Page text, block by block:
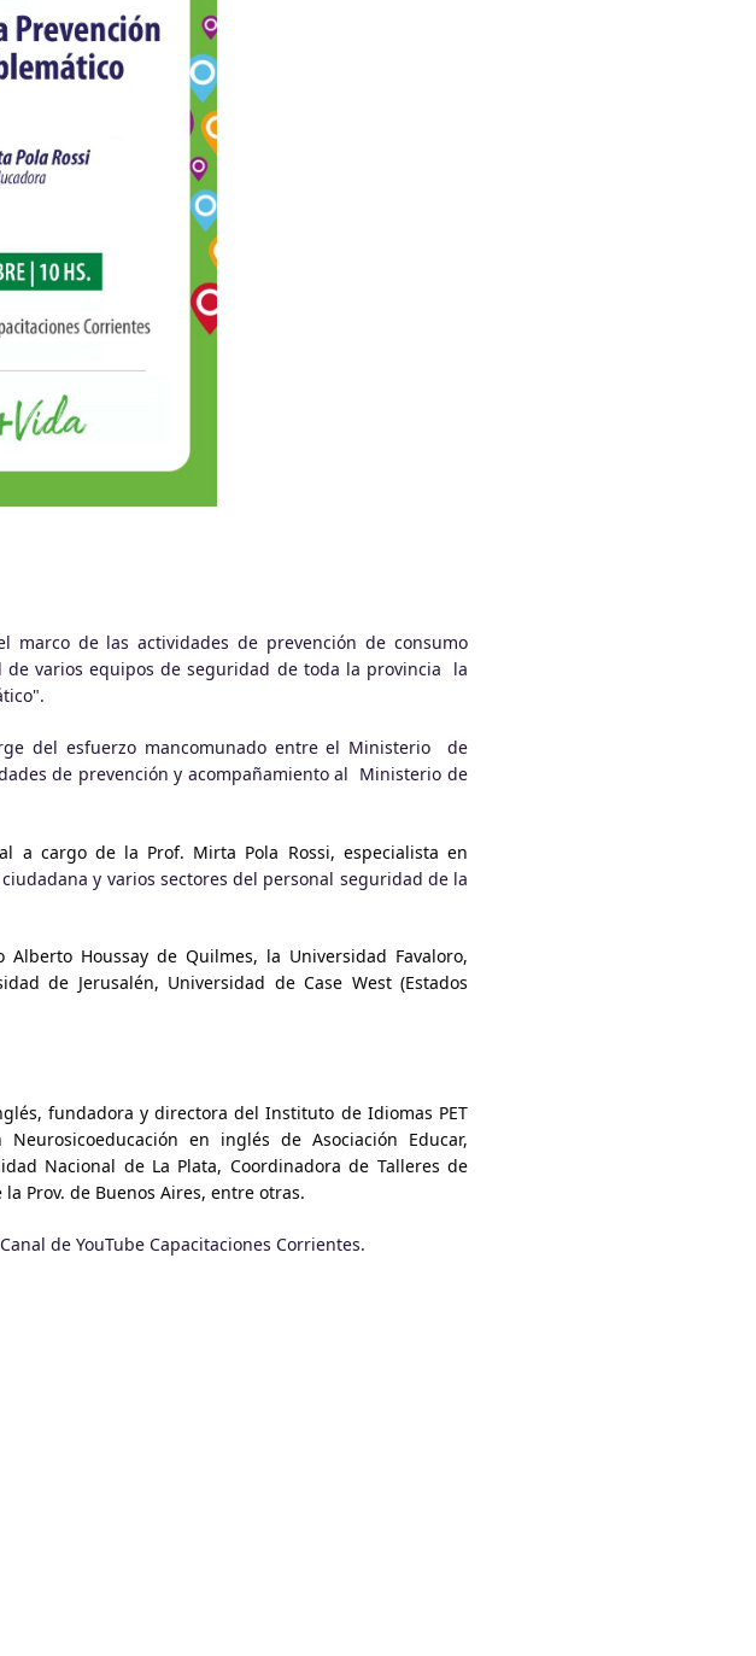
de las actividades de prevención de consumo
varios equipos de seguridad de toda la provincia la
del esfuerzo mancomunado entre el Ministerio de
de prevención y acompañamiento al Ministerio de
a cargo de la Prof. Mirta Pola Rossi, especialista en
y varios sectores del personal seguridad de la
Houssay de Quilmes, la Universidad Favaloro,
de Jerusalén, Universidad de Case West (Estados
fundadora y directora del Instituto de Idiomas PET
en inglés de Asociación Educar,
Nacional de La Plata, Coordinadora de Talleres de
Prov. de Buenos Aires, entre otras.
de YouTube Capacitaciones Corrientes.